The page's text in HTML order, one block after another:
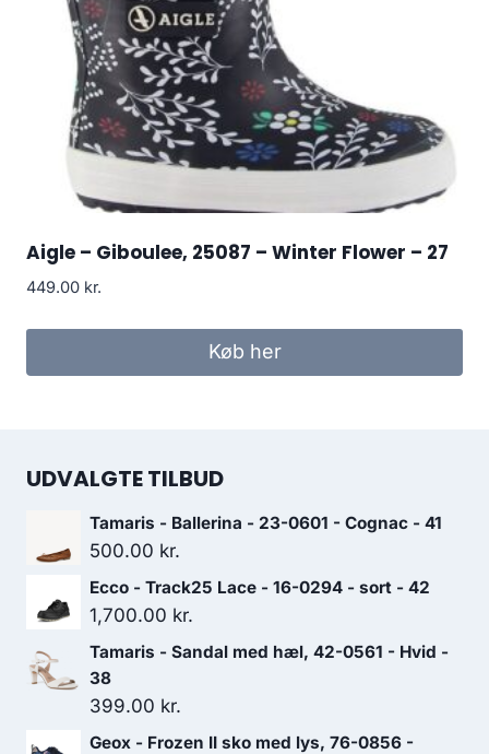
Aigle – Giboulee, 25087 – Winter Flower – 27
449.00 kr.
Køb her
UDVALGTE TILBUD
Tamaris - Ballerina - 23-0601 - Cognac - 41
500.00 kr.
Ecco - Track25 Lace - 16-0294 - sort - 42
1,700.00 kr.
Tamaris - Sandal med hæl, 42-0561 - Hvid -
38
399.00 kr.
Geox - Frozen II sko med lys, 76-0856 -